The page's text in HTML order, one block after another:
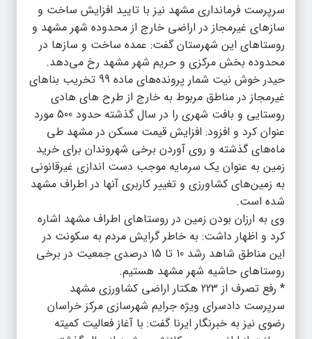
سرپرست فرمانداری مشهد نیز با تایید افزایش ساخت و
سازهای غیرمجاز در اراضی خارج از محدوده شهر مشهد و
روستاهای این شهرستان گفت: عمده ساخت و سازها در
محدوده بخش مرکزی و حریم شهر مشهد رخ می‌دهد.
حیدر خوش نیت شمار پرونده‌های ماده 99 تخریب بناهای
غیرمجاز در مناطق مربوط به خارج از طرح های هادی
روستایی و بافت شهری را در سال گذشته حدود 500 مورد
عنوان کرد و افزود: افزایش قیمت مسکن در مشهد طی
ماه‌های گذشته و روی آوردن برخی شهروندان برای خرید
زمین به عنوان یک سرمایه موجب دست اندازی غیرقانونی
به زمین‌های کشاورزی و تغییر کاربری آنها در اطراف مشهد
شده است.
وی به ارزان بودن زمین در روستاهای اطراف مشهد اشاره
کرد و اظهار داشت: به خاطر گرایش مردم به سکونت در
این مناطق شاهد رشد 10 تا 15 درصدی جمعیت در برخی
روستاهای حاشیه شهر مشهد هستیم.
* رفع تصرف از 223 هکتار اراضی کشاورزی مشهد
سرپرست دادسرای ویژه جرایم شهرسازی مرکز خراسان
رضوی نیز به خبرنگار ایرنا گفت: با آغاز فعالیت کمیته